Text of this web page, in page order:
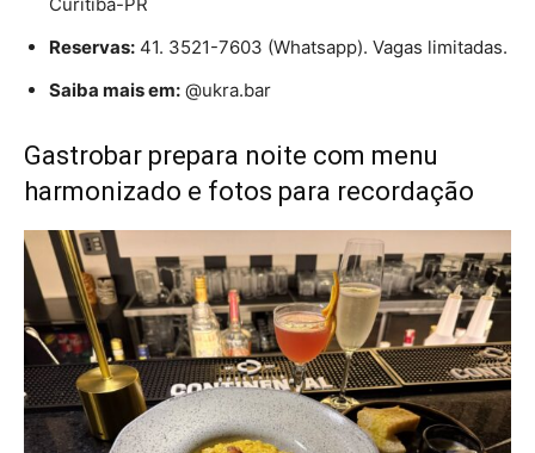
Curitiba-PR
Reservas: 41. 3521-7603 (Whatsapp). Vagas limitadas.
Saiba mais em: @ukra.bar
Gastrobar prepara noite com menu
harmonizado e fotos para recordação